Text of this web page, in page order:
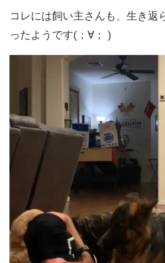
コレには飼い主さんも、生き返
ったようです(；∀； )